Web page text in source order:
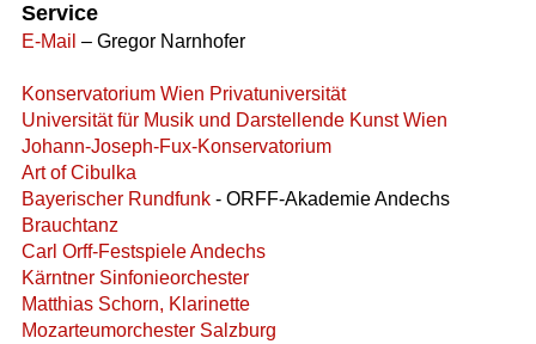
Service
E-Mail – Gregor Narnhofer
Konservatorium Wien Privatuniversität
Universität für Musik und Darstellende Kunst Wien
Johann-Joseph-Fux-Konservatorium
Art of Cibulka
Bayerischer Rundfunk- ORFF-Akademie Andechs
Brauchtanz
Carl Orff-Festspiele Andechs
Kärntner Sinfonieorchester
Matthias Schorn, Klarinette
Mozarteumorchester Salzburg